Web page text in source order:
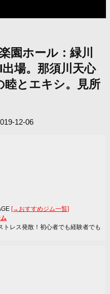
園ホール：緑川
場。那須川天心
睦とエキシ。見所
12-06
[→おすすめジム一覧]
レス発散！初心者でも経験者でも